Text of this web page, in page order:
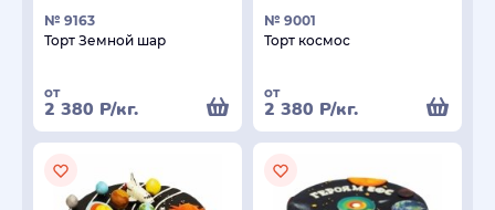
№ 9163
Торт Земной шар
от
2 380 Р/кг.
№ 9001
Торт космос
от
2 380 Р/кг.